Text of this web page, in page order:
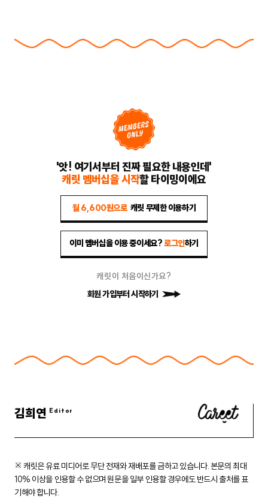
'앗! 여기서부터 진짜 필요한 내용인데'
캐릿 멤버십을 시작할 타이밍이에요
월 6,600원으로 캐릿 무제한 이용하기
이미 멤버십을 이용 중이세요?로그인하기
캐릿이 처음이신가요?
회원 가입부터 시작하기
김희연
※ 캐릿은 유료 미디어로 무단 전재와 재배포를 금하고 있습니다. 본문의 최대
10% 이상을 인용할 수 없으며 원문을 일부 인용할 경우에도반드시 출처를 표
기해야 합니다.